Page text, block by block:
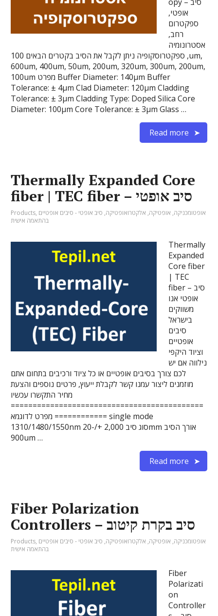
אופטי,
ספקטרום
רחב,
אסטרונומיה
, ספקטרוסקופיה ניתן לקבל את הסיב בקטרים הבאים 100um,
600um, 400um, 50um, 200um, 320um, 300um, 200um,
100um מפרט Buffer Diameter: 140µm Buffer
Tolerance: ± 4µm Clad Diameter: 120µm Cladding
Tolerance: ± 3µm Cladding Type: Doped Silica Core
Diameter: 100µm Core Tolerance: ± 3µm Glass …
Read more
Thermally Expanded Core
fiber | TEC fiber – סיב אופטי
Products, אופטומכניקה, אופטיקה, אלקטרואופטיקה, סיב אופטי - סיבים אופטיים
בהתאמה אישית
Thermally
Expanded
Core fiber
| TEC
fiber – סיב
אופטי אנו
משווקים
בישראל
סיבים
אופטיים
וציוד היקפי
נילווה אם יש
לכם צורך בסיבים אופטיים או כל ציוד ורכיבים בתחום אתם
מוזמנים ליצור עמנו קשר לקבלת ייעוץ, פרטים נוספים והצעת
מחיר התקשרו עכשיו
============================================
============ מפרט לדוגמא single mode
1310/1480/1550nm סוג סיב 2,000 +/-20mm אורך הסיב
900um …
Read more
Fiber Polarization
Controllers – סיב בקרת קיטוב
Products, אופטומכניקה, אופטיקה, אלקטרואופטיקה, סיב אופטי - סיבים אופטיים
בהתאמה אישית
Fiber
Polarizati
on
Controller